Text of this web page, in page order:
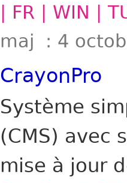
| FR | WIN |
maj : 4
CrayonPro
Système
(CMS) avec
mise à jour